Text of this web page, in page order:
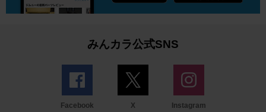
みんカラ公式SNS
Facebook X Instagram